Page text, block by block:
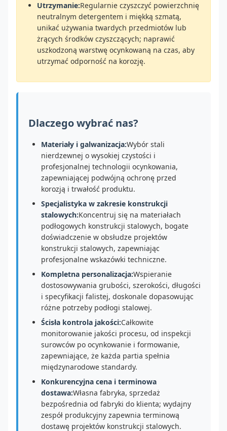
Utrzymanie:Regularnie czyszczyć powierzchnię
neutralnym detergentem i miękką szmatą,
unikać używania twardych przedmiotów lub
żrących środków czyszczących; naprawić
uszkodzoną warstwę ocynkowaną na czas, aby
utrzymać odporność na korozję.
Dlaczego wybrać nas?
Materiały i galwanizacja:Wybór stali
nierdzewnej o wysokiej czystości i
profesjonalnej technologii ocynkowania,
zapewniającej podwójną ochronę przed
korozją i trwałość produktu.
Specjalistyka w zakresie konstrukcji
stalowych:Koncentruj się na materiałach
podłogowych konstrukcji stalowych, bogate
doświadczenie w obsłudze projektów
konstrukcji stalowych, zapewniając
profesjonalne wskazówki techniczne.
Kompletna personalizacja:Wspieranie
dostosowywania grubości, szerokości, długości
i specyfikacji falistej, doskonale dopasowując
różne potrzeby podłogi stalowej.
Ścisła kontrola jakości:Całkowite
monitorowanie jakości procesu, od inspekcji
surowców po ocynkowanie i formowanie,
zapewniające, że każda partia spełnia
międzynarodowe standardy.
Konkurencyjna cena i terminowa
dostawa:Własna fabryka, sprzedaż
bezpośrednia od fabryki do klienta; wydajny
zespół produkcyjny zapewnia terminową
dostawę projektów konstrukcji stalowych.